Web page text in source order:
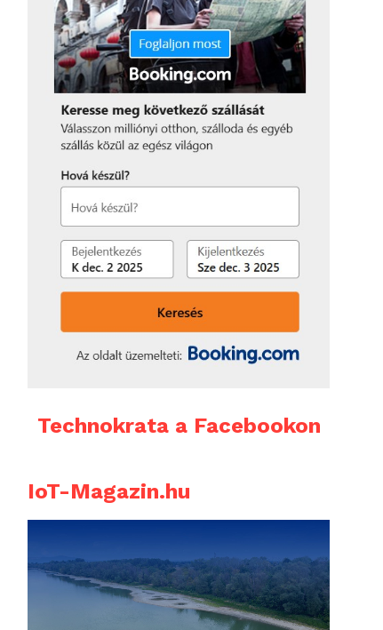
Technokrata a Facebookon
IoT-Magazin.hu